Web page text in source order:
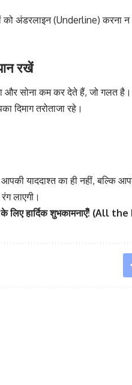
को अंडरलाइन (Underline) करना
रखें
और सोना कम कर देते हैं, जो गलत है।
तरोताजा रहे।
आपकी याददाश्त का ही नहीं,
लाएगी।
के लिए हार्दिक शुभकामनाएँ! (All